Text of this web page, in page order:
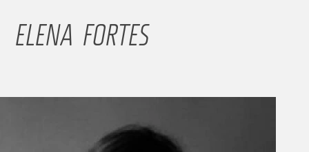
ELENA FORTES